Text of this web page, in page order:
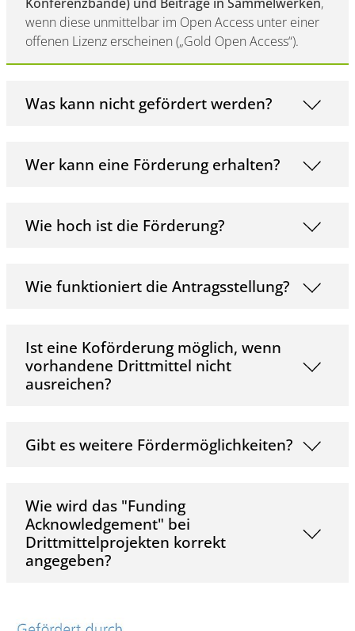
wenn diese unmittelbar im Open Access unter einer
offenen Lizenz erscheinen („Gold Open Access“).
Was kann nicht gefördert werden?
Wer kann eine Förderung erhalten?
Wie hoch ist die Förderung?
Wie funktioniert die Antragsstellung?
Ist eine Koförderung möglich, wenn
vorhandene Drittmittel nicht
ausreichen?
Gibt es weitere Fördermöglichkeiten?
Wie wird das "Funding
Acknowledgement" bei
Drittmittelprojekten korrekt
angegeben?